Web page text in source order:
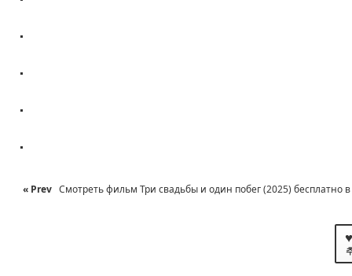
.
.
.
.
« Prev Смотреть фильм Три свадьбы и один побег (2025) бесплатно в